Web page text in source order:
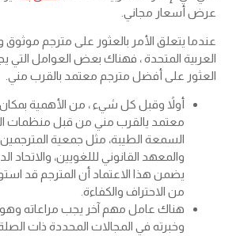
عرض أسعار مجاني.
عندما يتعلق الأمر بالعثور على مترجم موثوق
العربية المتحدة ، فهناك بعض العوامل التي
العثور على أفضل مترجم معتمد بالقرب مني.
أولاً وقبل كل شيء ، من الأهمية
معتمد يالقرب مني من قبل منظمات
السمعة الطيبة، مثل جمعية المترجمين
والمعهد القانوني لللغويين، والاتحاد
يضمن هذا الاعتماد أن المترجم قد
من الاحتراف والكفاءة.
هناك عامل مهم آخر يجب مراعاته وهو
وخبرته في المجالات المحددة ذات الصلة